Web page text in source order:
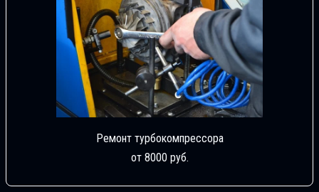
Ремонт турбокомпрессора
от 8000 руб.